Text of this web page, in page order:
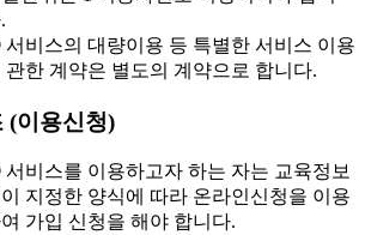
비스의 대량이용 등 특별한 서비스 이용
관한 계약은 별도의 계약으로 합니다.
(이용신청)
비스를 이용하고자 하는 자는 교육정보
지정한 양식에 따라 온라인신청을 이용
가입 신청을 해야 합니다.